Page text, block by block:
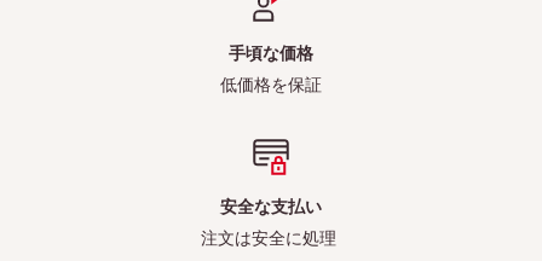
手頃な価格
低価格を保証
安全な支払い
注文は安全に処理